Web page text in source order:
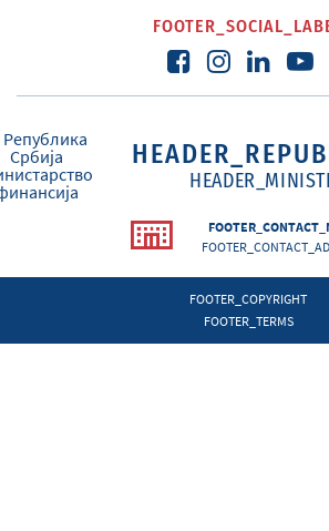
FOOTER_COPYRIGHT
FOOTER_TERMS